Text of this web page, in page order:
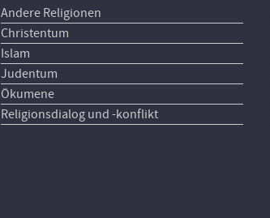
Andere Religionen
Christentum
Islam
Judentum
Ökumene
Religionsdialog und -konflikt